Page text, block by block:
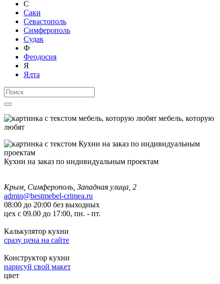
С
Саки
Севастополь
Симферополь
Судак
Ф
Феодосия
Я
Ялта
мебель, которую
любят
Кухни на заказ по индивидуальным проектам
Крым, Симферополь, Западная улица, 2
admin@bestmebel-crimea.ru
08:00 до 20:00 без выходных
цех с 09.00 до 17:00, пн. - пт.
Калькулятор кухни
сразу цена на сайте
Конструктор кухни
нарисуй свой макет
цвет